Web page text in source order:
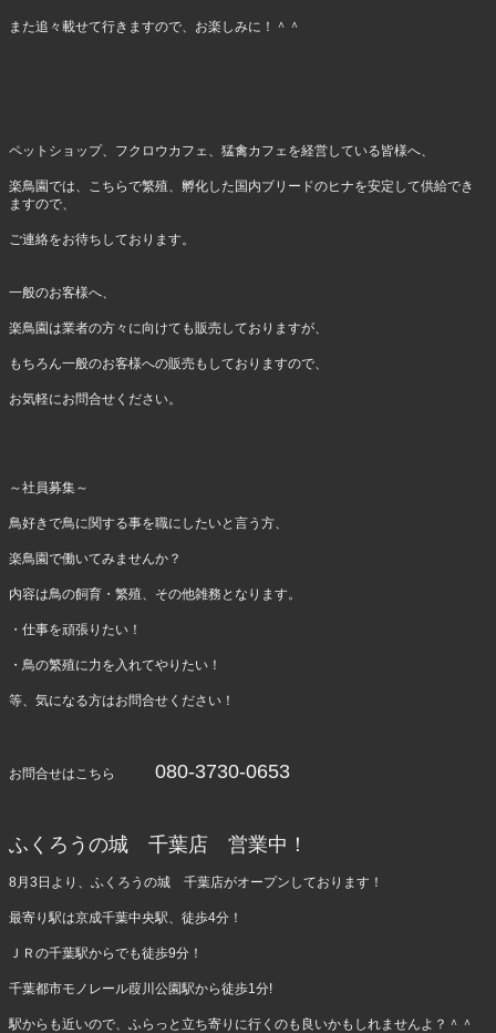
また追々載せて行きますので、お楽しみに！＾＾
ペットショップ、フクロウカフェ、猛禽カフェを経営している皆様へ、
楽鳥園では、こちらで繁殖、孵化した国内ブリードのヒナを安定して供給でき
ますので、
ご連絡をお待ちしております。
一般のお客様へ、
楽鳥園は業者の方々に向けても販売しておりますが、
もちろん一般のお客様への販売もしておりますので、
お気軽にお問合せください。
～社員募集～
鳥好きで鳥に関する事を職にしたいと言う方、
楽鳥園で働いてみませんか？
内容は鳥の飼育・繁殖、その他雑務となります。
・仕事を頑張りたい！
・鳥の繁殖に力を入れてやりたい！
等、気になる方はお問合せください！
お問合せはこちら080-3730-0653
ふくろうの城 千葉店 営業中！
8月3日より、ふくろうの城 千葉店がオープンしております！
最寄り駅は京成千葉中央駅、徒歩4分！
ＪＲの千葉駅からでも徒歩9分！
千葉都市モノレール葭川公園駅から徒歩1分!
駅からも近いので、ふらっと立ち寄りに行くのも良いかもしれませんよ？＾＾